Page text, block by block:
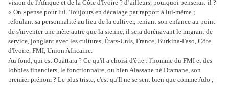
vision de l'Afrique et de la Côte d'Ivoire ? d’ailleurs, pourquoi penserait-il ?
« On »pense pour lui. Toujours en décalage par rapport à lui-même ;
refoulant sa personnalité au lieu de la cultiver, reniant son enfance au point
de s'inventer une mère autre que la sienne, il sera dorénavant le migrant de
service, jonglant avec les cultures, États-Unis, France, Burkina-Faso, Côte
d'Ivoire, FMI, Union Africaine.
Au fond, qui est Ouattara ? Ce qu'il a choisi d'être : l'homme du FMI et des
lobbies financiers, le fonctionnaire, ou bien Alassane né Dramane, son
premier prénom ? Le plus triste, c'est qu'Il ne se sent bien que comme Ado ;